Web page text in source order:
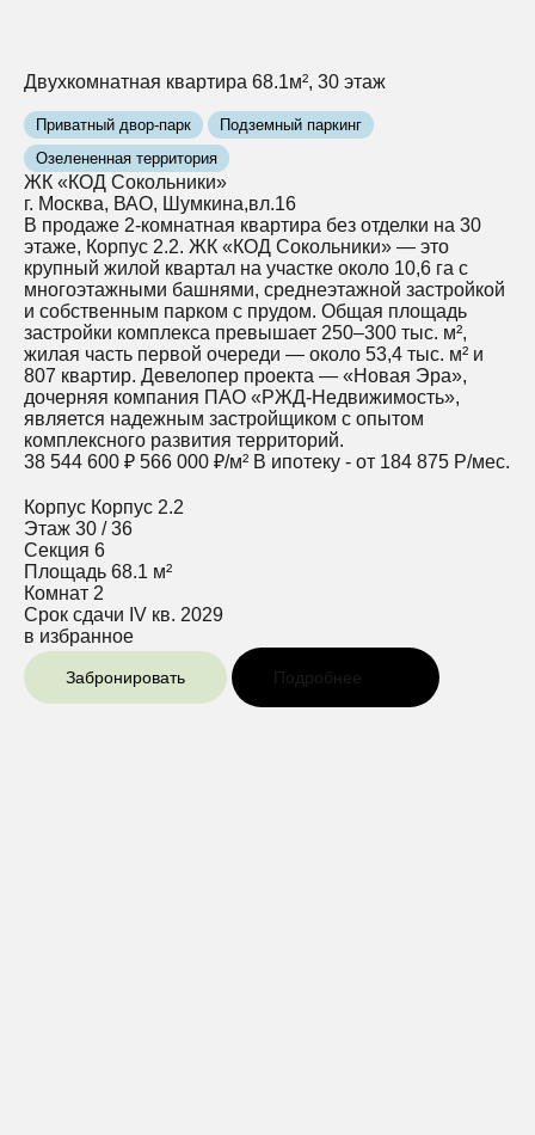
Двухкомнатная квартира 68.1м², 30 этаж
Приватный двор-парк
Подземный паркинг
Озелененная территория
ЖК «КОД Сокольники»
г. Москва, ВАО, Шумкина,вл.16
В продаже 2-комнатная квартира без отделки на 30
этаже, Корпус 2.2. ЖК «КОД Сокольники» — это
крупный жилой квартал на участке около 10,6 га с
многоэтажными башнями, среднеэтажной застройкой
и собственным парком с прудом. Общая площадь
застройки комплекса превышает 250–300 тыс. м²,
жилая часть первой очереди — около 53,4 тыс. м² и
807 квартир. Девелопер проекта — «Новая Эра»,
дочерняя компания ПАО «РЖД‑Недвижимость»,
является надежным застройщиком с опытом
комплексного развития территорий.
38 544 600 ₽ 566 000 ₽/м² В ипотеку - от 184 875 Р/мес.
Корпус Корпус 2.2
Этаж 30 / 36
Секция 6
Площадь 68.1 м²
Комнат 2
Срок сдачи IV кв. 2029
в избранное
Забронировать Подробнее